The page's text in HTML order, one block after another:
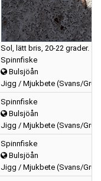
Sol, lätt bris, 20-22 grader.
Spinnfiske
Bulsjöån
Jigg / Mjukbete (Svans/
Spinnfiske
Bulsjöån
Jigg / Mjukbete (Svans/
Spinnfiske
Bulsjöån
Jigg / Mjukbete (Svans/